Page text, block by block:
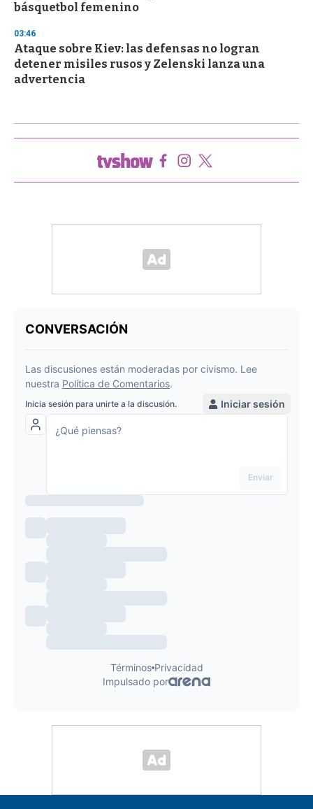
básquetbol femenino
03:46
Ataque sobre Kiev: las defensas no logran
detener misiles rusos y Zelenski lanza una
advertencia